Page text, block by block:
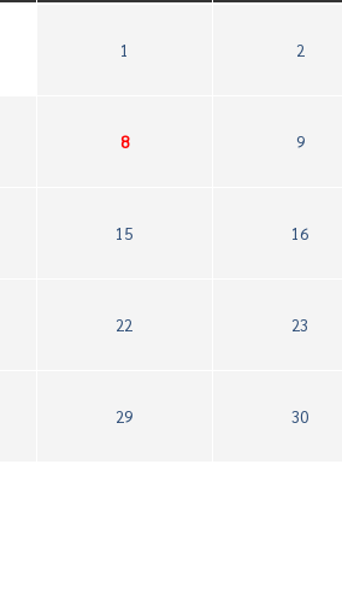
1 2
8 9
15 16
22 23
29 30